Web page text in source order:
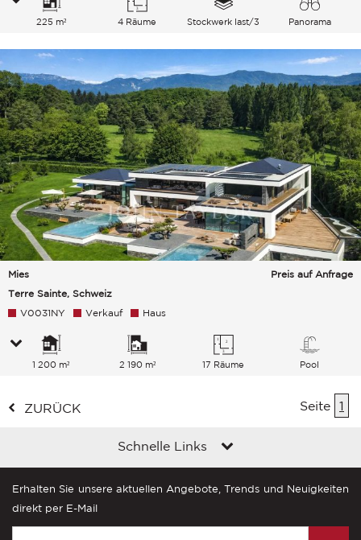
225 m² 4 Räume Stockwerk last/3
Panorama
Mies
Terre Sainte, Schweiz
Preis auf Anfrage
V0031NY Verkauf Haus
1 200 m² 2 190 m² 17 Räume Pool
ZURÜCK Seite 1
Schnelle Links
Erhalten Sie unsere aktuellen Angebote, Trends und Neuigkeiten
direkt per E-Mail